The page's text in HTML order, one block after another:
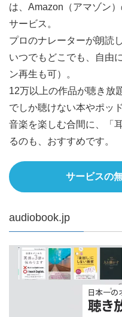
は、Amazon（アマゾン
サービス。
プロのナレーターが朗読
いつでもどこでも、自由
ン再生も可）。
12万以上の作品が聴き放
でしか聴けない本やポッ
音楽を楽しむ合間に、「
るのも、おすすめです。
サービスの
audiobook.jp